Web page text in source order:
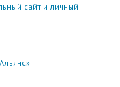
сайт и личный